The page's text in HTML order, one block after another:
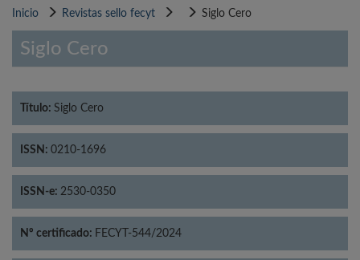
Inicio Revistas sello fecyt Siglo Cero
Siglo Cero
Título: Siglo Cero
ISSN: 0210-1696
ISSN-e: 2530-0350
Nº certificado: FECYT-544/2024